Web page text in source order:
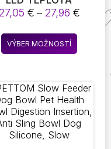
DISPLAY
PRENOSNÁ
KÁVOVÁ
316 NEREZOVÁ
OCEĽ TUMBLER
TERMOSKY
€ – 27,96 €Price
range:
VÝBER MOŽNOSTÍ
Tento
produkt
si
môžete